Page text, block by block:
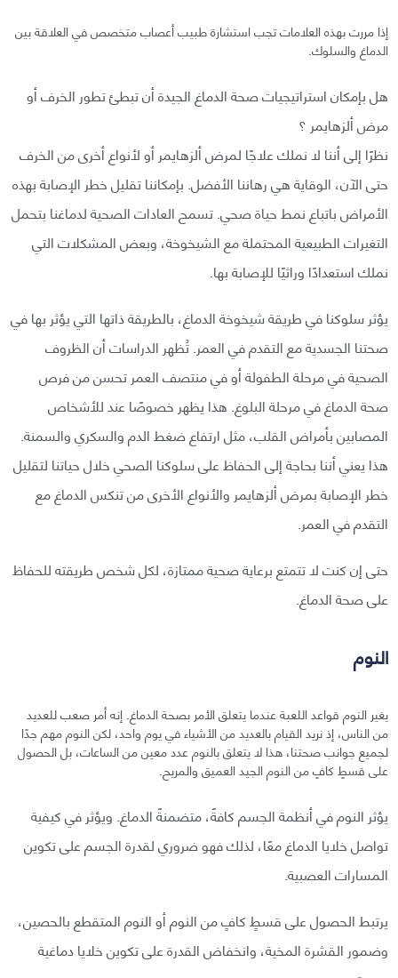
إذا مررت بهذه العلامات تجب استشارة طبيب أعصاب متخصص في العلاقة بين
الدماغ والسلوك.
هل بإمكان استراتيجيات صحة الدماغ الجيدة أن تبطئ تطور الخرف أو
مرض ألزهايمر ؟
نظرًا إلى أننا لا نملك علاجًا لمرض ألزهايمر أو لأنواع أخرى من الخرف
حتى الآن، الوقاية هي رهاننا الأفضل. بإمكاننا تقليل خطر الإصابة بهذه
الأمراض باتباع نمط حياة صحي. تسمح العادات الصحية لدماغنا بتحمل
التغيرات الطبيعية المحتملة مع الشيخوخة، وبعض المشكلات التي
نملك استعدادًا وراثيًا للإصابة بها.
يؤثر سلوكنا في طريقة شيخوخة الدماغ، بالطريقة ذاتها التي يؤثر بها في
صحتنا الجسدية مع التقدم في العمر. تُظهر الدراسات أن الظروف
الصحية في مرحلة الطفولة أو في منتصف العمر تحسن من فرص
صحة الدماغ في مرحلة البلوغ. هذا يظهر خصوصًا عند للأشخاص
المصابين بأمراض القلب، مثل ارتفاع ضغط الدم والسكري والسمنة.
هذا يعني أننا بحاجة إلى الحفاظ على سلوكنا الصحي خلال حياتنا لتقليل
خطر الإصابة بمرض ألزهايمر والأنواع الأخرى من تنكس الدماغ مع
التقدم في العمر.
حتى إن كنت لا تتمتع برعاية صحية ممتازة، لكل شخص طريقته للحفاظ
على صحة الدماغ.
النوم
يغير النوم قواعد اللعبة عندما يتعلق الأمر بصحة الدماغ. إنه أمر صعب للعديد
من الناس، إذ نريد القيام بالعديد من الأشياء في يوم واحد، لكن النوم مهم جدًا
لجميع جوانب صحتنا، هذا لا يتعلق بالنوم عدد معين من الساعات، بل الحصول
على قسطٍ كافٍ من النوم الجيد العميق والمريح.
يؤثر النوم في أنظمة الجسم كافةً، متضمنةً الدماغ. ويؤثر في كيفية
تواصل خلايا الدماغ معًا، لذلك فهو ضروري لقدرة الجسم على تكوين
المسارات العصبية.
يرتبط الحصول على قسطٍ كافٍ من النوم أو النوم المتقطع بالحصين،
وضمور القشرة المخية، وانخفاض القدرة على تكوين خلايا دماغية